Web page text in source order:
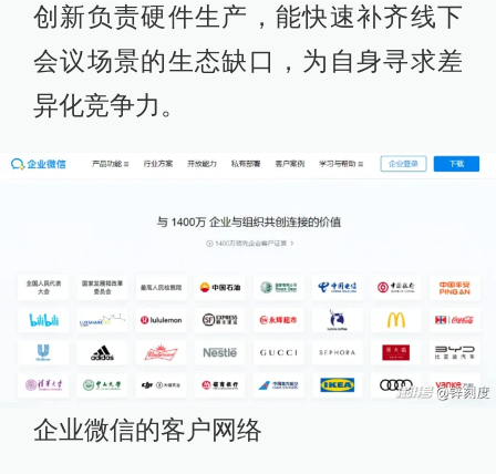
创新负责硬件生产，能快速补齐线下
会议场景的生态缺口，为自身寻求差
异化竞争力。
企业微信的客户网络